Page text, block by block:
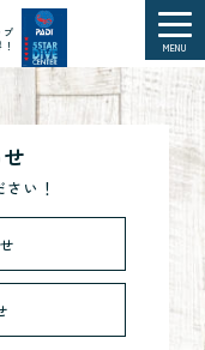
プ
MENU
い！